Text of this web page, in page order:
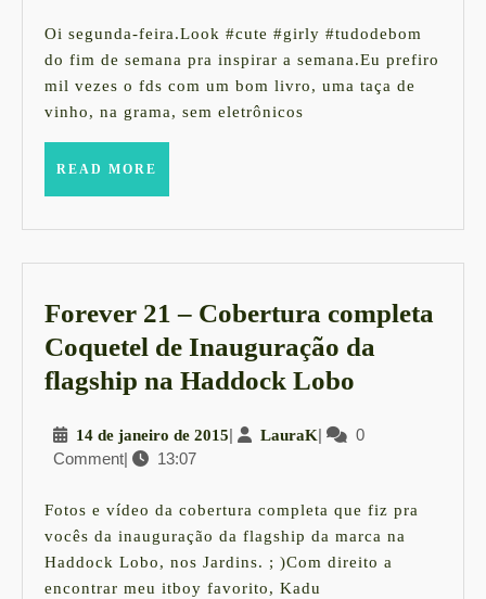
de
2015
Oi segunda-feira.Look #cute #girly #tudodebom
do fim de semana pra inspirar a semana.Eu prefiro
mil vezes o fds com um bom livro, uma taça de
vinho, na grama, sem eletrônicos
READ MORE
Forever 21 – Cobertura completa
Coquetel de Inauguração da
flagship na Haddock Lobo
–
completa
Coquetel
de
14 de janeiro de 201514
de
2015
| LauraKLauraK
|
0
Comment| 13:07
Fotos e vídeo da cobertura completa que fiz pra
vocês da inauguração da flagship da marca na
Haddock Lobo, nos Jardins. ; )Com direito a
encontrar meu itboy favorito, Kadu